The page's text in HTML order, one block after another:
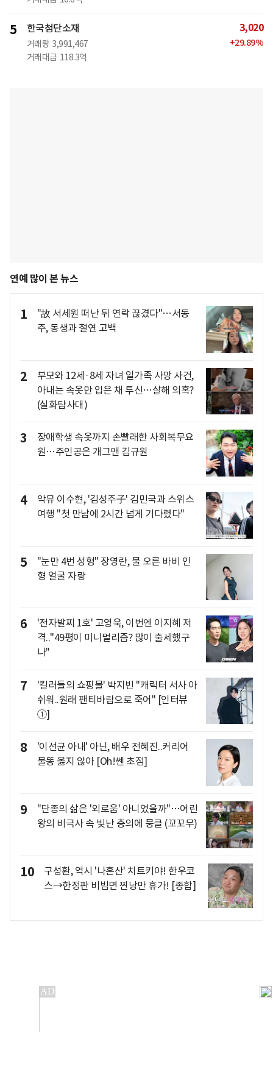
5 한국첨단소재
거래량 3,991,467
거래대금 118.3억
3,020
+29.89%
연예 많이 본 뉴스
1
"故 서세원 떠난 뒤 연락 끊겼다"…서동
주, 동생과 절연 고백
2
부모와 12세·8세 자녀 일가족 사망 사건,
아내는 속옷만 입은 채 투신…살해 의혹?
(실화탐사대)
3
장애학생 속옷까지 손빨래한 사회복무요
원…주인공은 개그맨 김규원
4
악뮤 이수현, '김성주子' 김민국과 스위스
여행 "첫 만남에 2시간 넘게 기다렸다"
5
"눈만 4번 성형" 장영란, 물 오른 바비 인
형 얼굴 자랑
6
'전자발찌 1호' 고영욱, 이번엔 이지혜 저
격.."49평이 미니멀리즘? 많이 출세했구
나"
7
'킬러들의 쇼핑몰' 박지빈 "캐릭터 서사 아
쉬워..원래 팬티바람으로 죽어" [인터뷰
①]
8
'이선균 아내' 아닌, 배우 전혜진..커리어
불똥 옳지 않아 [Oh!쎈 초점]
9
"단종의 삶은 '외로움' 아니었을까"…어린
왕의 비극사 속 빛난 충의에 뭉클 (꼬꼬무)
10
구성환, 역시 '나혼산' 치트키야! 한우코
스→한정판 비빔면 찐낭만 휴가! [종합]